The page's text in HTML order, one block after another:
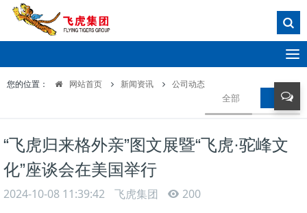
T
o
g
g
l
您的位置： 网站首页 新闻资讯 公司动态
全部 公司动
“飞虎归来格外亲”图文展暨“飞虎·驼峰文
化”座谈会在美国举行
2024-10-08 11:39:42 飞虎集团 200